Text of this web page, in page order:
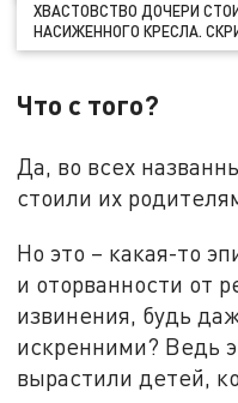
ХВАСТОВСТВО ДОЧЕРИ
НАСИЖЕННОГО КРЕСЛА.
Что с того?
Да, во всех
стоили их
Но это – какая-то
и оторванности от
извинения, будь
искренними? Ведь
вырастили детей,